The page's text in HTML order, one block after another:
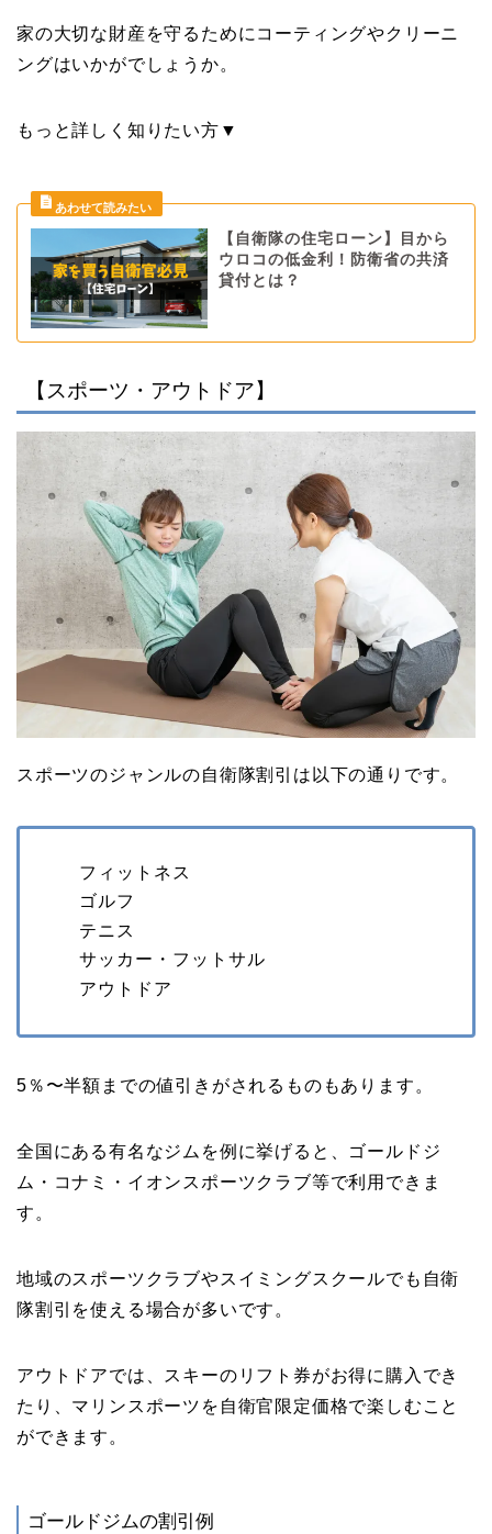
家の大切な財産を守るためにコーティングやクリーニ
ングはいかがでしょうか。
もっと詳しく知りたい方▼
【自衛隊の住宅ローン】目から
ウロコの低金利！防衛省の共済
貸付とは？
【スポーツ・アウトドア】
スポーツのジャンルの自衛隊割引は以下の通りです。
フィットネス
ゴルフ
テニス
サッカー・フットサル
アウトドア
5％〜半額までの値引きがされるものもあります。
全国にある有名なジムを例に挙げると、ゴールドジ
ム・コナミ・イオンスポーツクラブ等で利用できま
す。
地域のスポーツクラブやスイミングスクールでも自衛
隊割引を使える場合が多いです。
アウトドアでは、スキーのリフト券がお得に購入でき
たり、マリンスポーツを自衛官限定価格で楽しむこと
ができます。
ゴールドジムの割引例